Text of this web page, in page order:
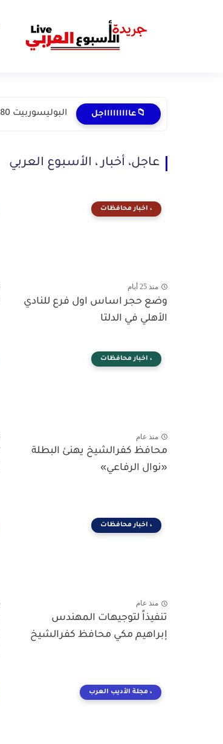
📁عاااااااااجل البوليسوربيت 80 في أطعمتنا :خطورة خفية في المنتجات اليومية
عاجل، أخبار ، الأسبوع العربي
، اخبار محافظات
منذ 25 أيام
وضع حجر اساس اول فرع للنادي
الأهلي في الدلتا
، اخبار محافظات
منذ عام
محافظ كفرالشيخ يهنئ البطلة
«نوال الرفاعي»
، اخبار محافظات
منذ عام
تنفيذاً لتوجيهات المهندس
إبراهيم مكي محافظ كفرالشيخ
، مجلة الأديب العرب